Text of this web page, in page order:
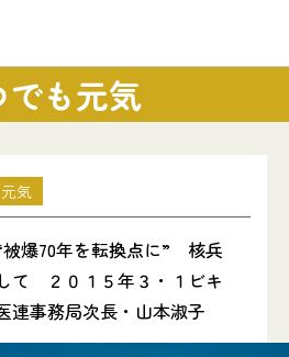
でも元気
気
爆70年を転換点に” 核兵
て ２０１５年３・１ビキ
事務局次長・山本淑子